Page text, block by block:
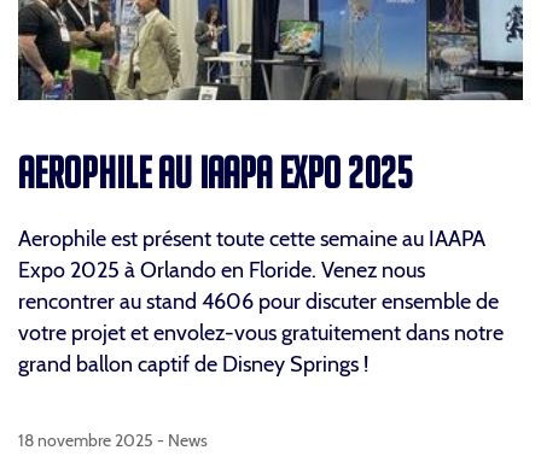
AEROPHILE AU IAAPA EXPO 2025
Aerophile est présent toute cette semaine au IAAPA
Expo 2025 à Orlando en Floride. Venez nous
rencontrer au stand 4606 pour discuter ensemble de
votre projet et envolez-vous gratuitement dans notre
grand ballon captif de Disney Springs !
18 novembre 2025 - News